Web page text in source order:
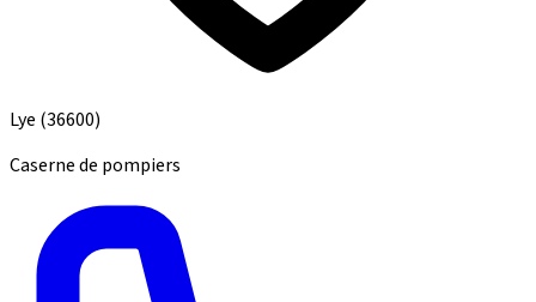
Lye (36600)
Caserne de pompiers